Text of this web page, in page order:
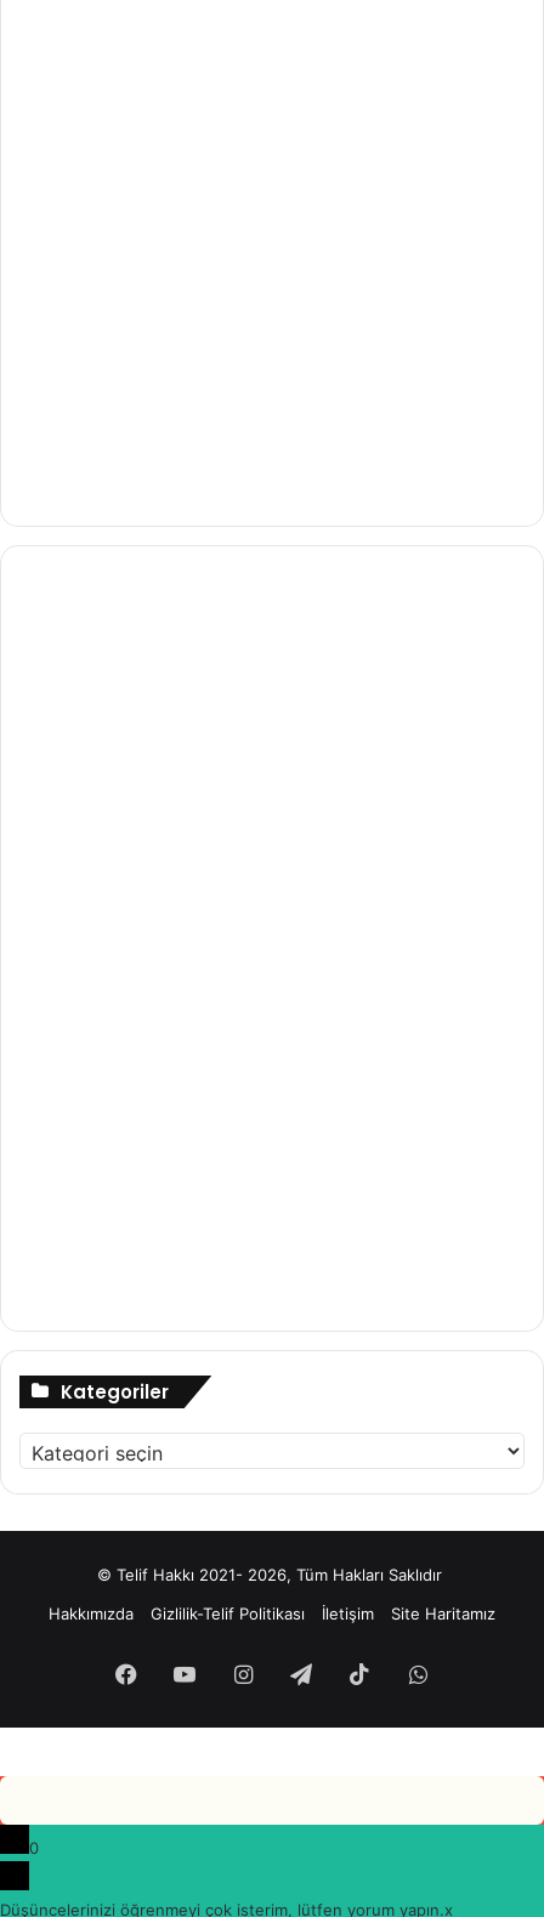
Kategoriler
Kategoriler
© Telif Hakkı 2021- 2026, Tüm Hakları Saklıdır
Hakkımızda
Gizlilik-Telif Politikası İletişim Site Haritamız
Facebook
YouTubeInstagram
TelegramTikTokWhatsApp
0
Düşüncelerinizi öğrenmeyi çok isterim, lütfen yorum yapın.x